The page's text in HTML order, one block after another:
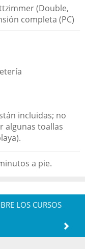
(Double,
completa (PC)
incluidas; no
algunas toallas
a pie.
LOS CURSOS